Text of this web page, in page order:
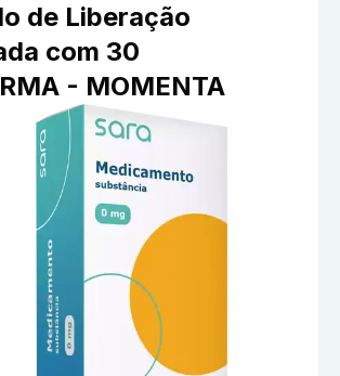
de Liberação
com 30
- MOMENTA